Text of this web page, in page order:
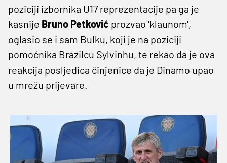
poziciji izbornika U17 reprezentacije pa ga je
kasnije Bruno Petković prozvao 'klaunom',
oglasio se i sam Bulku, koji je na poziciji
pomoćnika Brazilcu Sylvinhu, te rekao da je ova
reakcija posljedica činjenice da je Dinamo upao
u mrežu prijevare.